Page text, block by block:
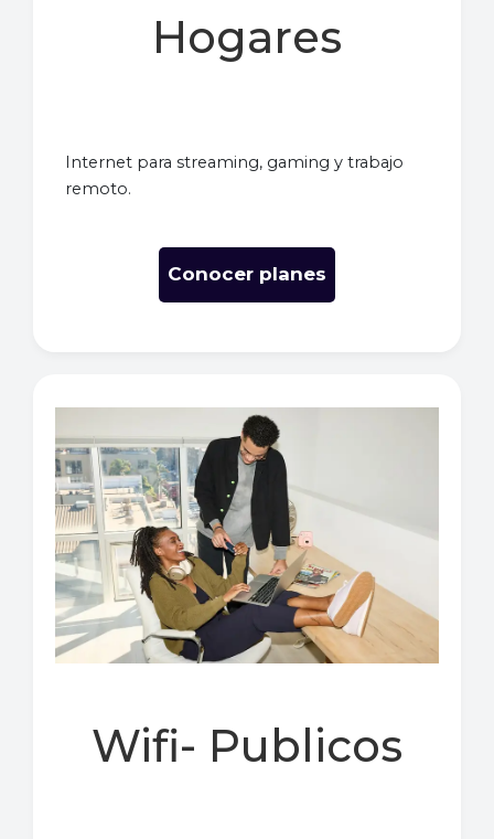
Hogares
Internet para streaming, gaming y trabajo
remoto.
Conocer planes
Wifi- Publicos